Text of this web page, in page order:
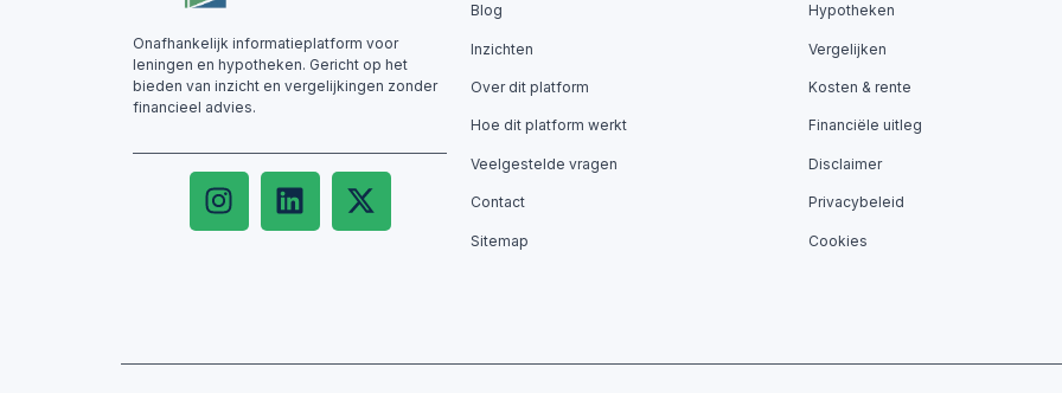
Onafhankelijk informatieplatform voor
leningen en hypotheken. Gericht op het
bieden van inzicht en vergelijkingen zonder
financieel advies.
Blog
Inzichten
Over dit platform
Hoe dit platform werkt
Veelgestelde vragen
Contact
Sitemap
Hypotheken
Vergelijken
Kosten & rente
Financiële uitleg
Disclaimer
Privacybeleid
Cookies